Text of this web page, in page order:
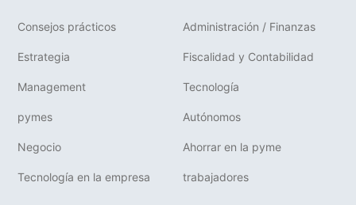
Consejos prácticos Administración / Finanzas
Estrategia Fiscalidad y Contabilidad
Management Tecnología
pymes Autónomos
Negocio Ahorrar en la pyme
Tecnología en la empresa trabajadores